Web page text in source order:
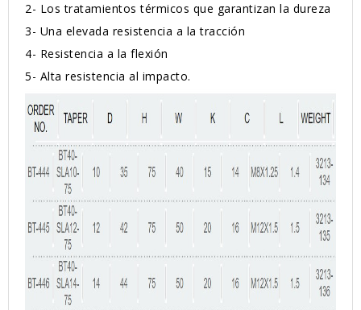
2- Los tratamientos térmicos que garantizan la dureza
3- Una elevada resistencia a la tracción
4- Resistencia a la flexión
5- Alta resistencia al impacto.